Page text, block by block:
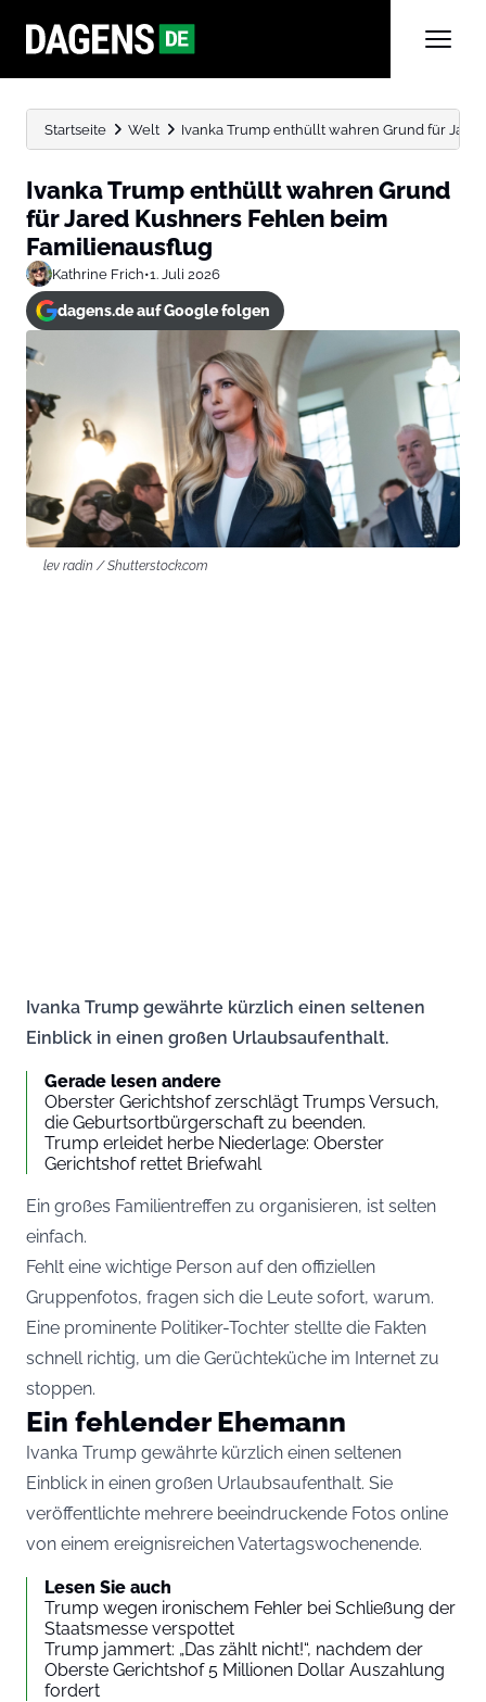
Startseite Welt Ivanka Trump enthüllt wahren Grund für
Ivanka Trump enthüllt wahren Grund
für Jared Kushners Fehlen beim
Familienausflug
Kathrine Frich•1. Juli 2026
dagens.de auf Google folgen
lev radin / Shutterstock.com
Ivanka Trump gewährte kürzlich einen seltenen
Einblick in einen großen Urlaubsaufenthalt.
Gerade lesen andere
Oberster Gerichtshof zerschlägt Trumps Versuch,
die Geburtsortbürgerschaft zu beenden.
Trump erleidet herbe Niederlage: Oberster
Gerichtshof rettet Briefwahl
Ein großes Familientreffen zu organisieren, ist selten
einfach.
Fehlt eine wichtige Person auf den offiziellen
Gruppenfotos, fragen sich die Leute sofort, warum.
Eine prominente Politiker-Tochter stellte die Fakten
schnell richtig, um die Gerüchteküche im Internet zu
stoppen.
Ein fehlender Ehemann
Ivanka Trump gewährte kürzlich einen seltenen
Einblick in einen großen Urlaubsaufenthalt. Sie
veröffentlichte mehrere beeindruckende Fotos online
von einem ereignisreichen Vatertagswochenende.
Lesen Sie auch
Trump wegen ironischem Fehler bei Schließung der
Staatsmesse verspottet
Trump jammert: „Das zählt nicht!“, nachdem der
Oberste Gerichtshof 5 Millionen Dollar Auszahlung
fordert